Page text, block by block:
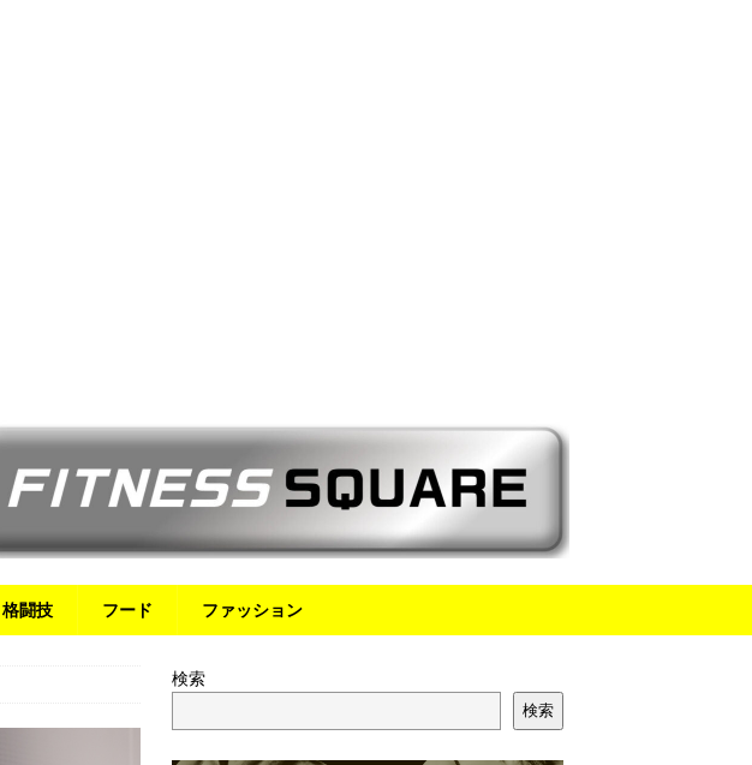
格闘技 フード ファッション
検索
検索